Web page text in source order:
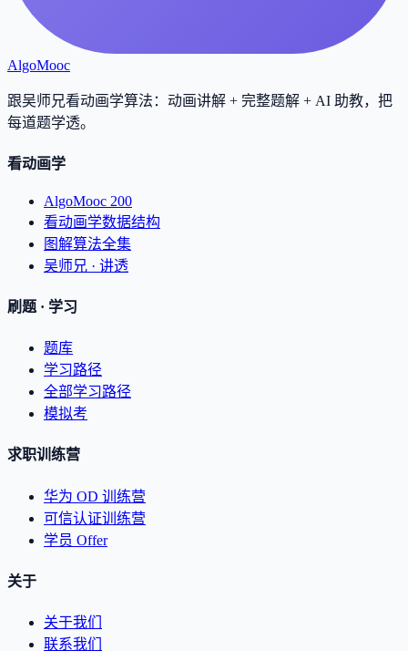
AlgoMooc
跟吴师兄看动画学算法：动画讲解 + 完整题解 + AI 助教，把
每道题学透。
看动画学
AlgoMooc 200
看动画学数据结构
图解算法全集
吴师兄 · 讲透
刷题 · 学习
题库
学习路径
全部学习路径
模拟考
求职训练营
华为 OD 训练营
可信认证训练营
学员 Offer
关于
关于我们
联系我们